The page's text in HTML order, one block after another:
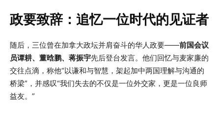
政要致辞：追忆一位时代的见证者
随后，三位曾在加拿大政坛并肩奋斗的华人政要——前国会议
员谭耕、董晗鹏、蒋振宇先后登台发言。他们回忆与麦家廉的
交往点滴，称他“以谦和与智慧，架起加中两国理解与沟通的
桥梁”，并感叹“我们失去的不仅是一位外交家，更是一位良师
益友。”